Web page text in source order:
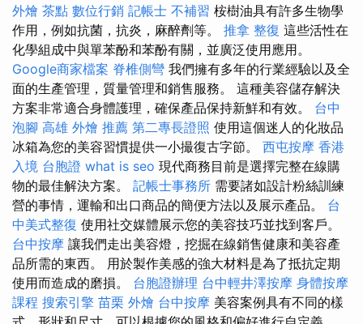
外燴 茶點 數位行銷 記帳士 不補習 桉樹油具有許多生物學
作用，例如抗菌，抗炎，麻醉劑等。 推拿 整復 這些活性在
化學組成中與單苯酚和苯酚有關，並廣泛使用應用。
Google商家檔案 脊椎側彎 我們擁有多年的行業經驗以及全
面的生產管理，質量管理和銷售服務。 這種美容儲存解決
方案非常適合身體護理，確保產品保持新鮮和有效。 台中
泡腳 高雄 外燴 推薦 第二專長證照 使用這個迷人的化妝品
冰箱為您的美容習慣提供一小撮復古字節。 西屯按摩 香港
入境 台胞證 what is seo 現代商務目前是選擇完整在線購
物的最佳解決方案。 記帳士事務所 需要諸如設計粉絲訓練
營的事情，運輸和出口商品的簡便方法以及展示產品。 台
中美式整復 使用社交媒體展示您的美容技巧並找到客戶。
台中按摩 讓我們走出美容燈，挖掘在線銷售健康和美容產
品所需的東西。 用於製作美感的強大材料是為了抵抗定期
使用而造成的磨損。 台胞證辦理 台中輕井澤按摩 身體按摩
課程 搜索引擎 苗栗 外燴 台中按摩 美容案例具有不同的樣